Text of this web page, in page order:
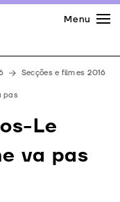
Menu
Secções e filmes 2016
pas
Le
va pas